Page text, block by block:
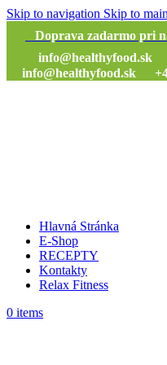
Skip to navigation Skip to
Doprava zadarmo pri
info@healthyfood.sk
Hlavná Stránka
E-Shop
RECEPTY
Kontakty
Relax Fitness
0 items